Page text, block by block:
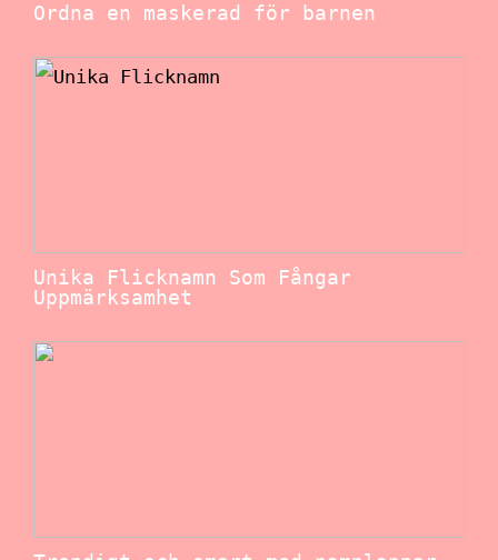
Ordna en maskerad för barnen
Unika Flicknamn Som Fångar
Uppmärksamhet